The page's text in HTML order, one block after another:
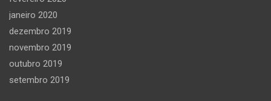
janeiro 2020
dezembro 2019
novembro 2019
outubro 2019
setembro 2019